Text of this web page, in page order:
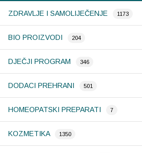
ZDRAVLJE I SAMOLIJEČENJE 1173
BIO PROIZVODI 204
DJEČJI PROGRAM 346
DODACI PREHRANI 501
HOMEOPATSKI PREPARATI 7
KOZMETIKA 1350